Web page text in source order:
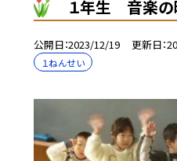
１年生 音楽の時
公開日 2023/12/19 更新日
１ねんせい